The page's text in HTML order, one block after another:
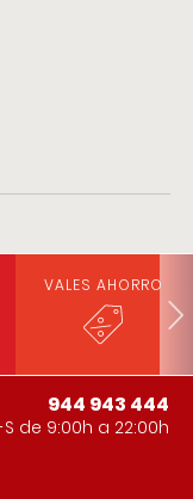
VALES AHORRO
944 943 444
S de 9:00h a 22:00h